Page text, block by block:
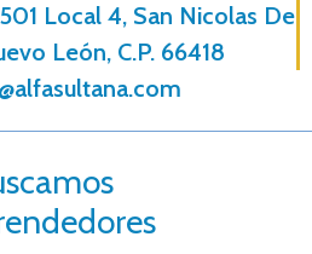
Local 4, San Nicolas De
León, C.P. 66418